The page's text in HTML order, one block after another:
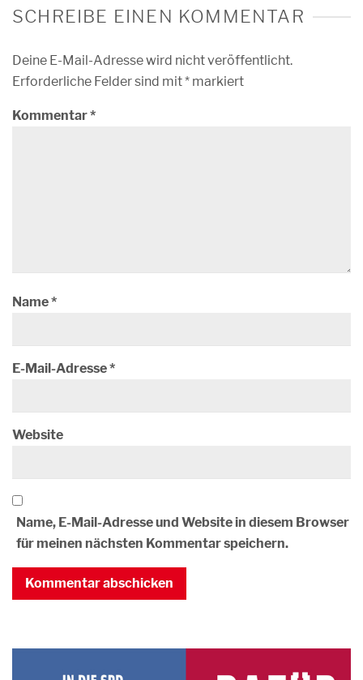
SCHREIBE EINEN KOMMENTAR
Deine E-Mail-Adresse wird nicht veröffentlicht.
Erforderliche Felder sind mit* markiert
Kommentar*
Name*
E-Mail-Adresse*
Website
Name, E-Mail-Adresse und Website in diesem Browser
für meinen nächsten Kommentar speichern.